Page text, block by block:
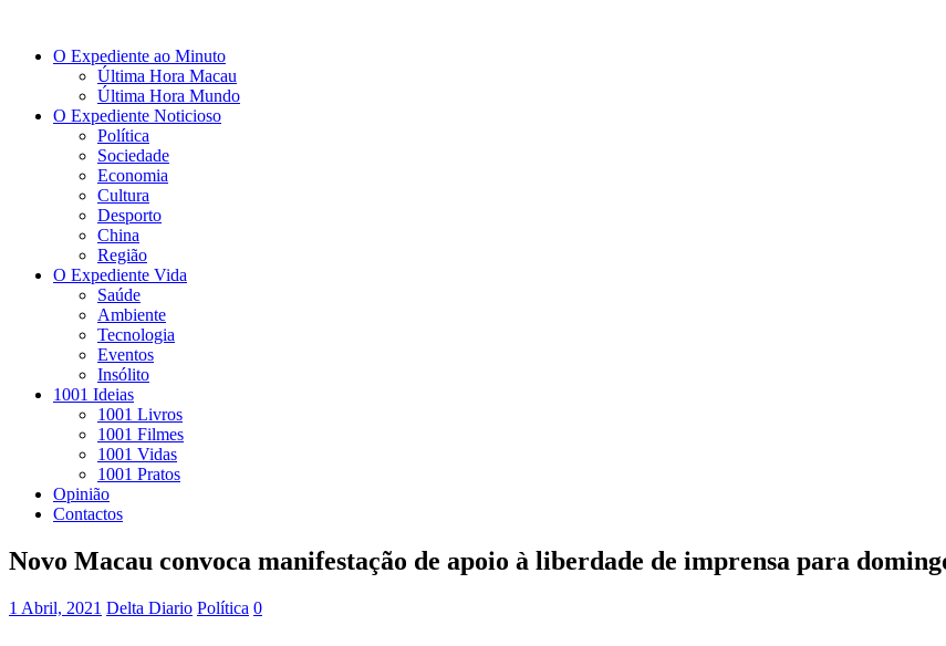
O Expediente ao Minuto
Última Hora Macau
Última Hora Mundo
O Expediente Noticioso
Política
Sociedade
Economia
Cultura
Desporto
China
Região
O Expediente Vida
Saúde
Ambiente
Tecnologia
Eventos
Insólito
1001 Ideias
1001 Livros
1001 Filmes
1001 Vidas
1001 Pratos
Opinião
Contactos
Novo Macau convoca manifestação de apoio à liberdade de imprensa para
1 Abril, 2021 Delta Diario Política 0